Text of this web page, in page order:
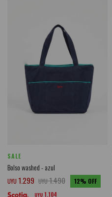
SALE
Bolso washed - azul
UYU 1.299 UYU1.490 12
UYU 1.104